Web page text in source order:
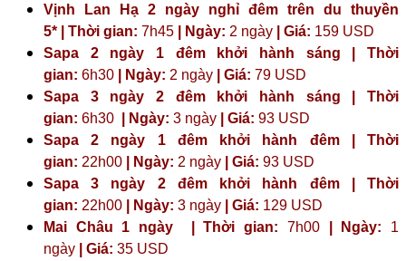
Vịnh Lan Hạ 2 ngày nghỉ đêm trên du thuyền
5* | Thời gian: 7h45 | Ngày: 2 ngày | Giá: 159 USD
Sapa 2 ngày 1 đêm khởi hành sáng | Thời
gian: 6h30 | Ngày: 2 ngày | Giá: 79 USD
Sapa 3 ngày 2 đêm khởi hành sáng | Thời
gian: 6h30 | Ngày: 3 ngày | Giá: 93 USD
Sapa 2 ngày 1 đêm khởi hành đêm | Thời
gian: 22h00 | Ngày: 2 ngày | Giá: 93 USD
Sapa 3 ngày 2 đêm khởi hành đêm | Thời
gian: 22h00 | Ngày: 3 ngày | Giá: 129 USD
Mai Châu 1 ngày | Thời gian: 7h00 | Ngày: 1
ngày
| Giá: 35 USD